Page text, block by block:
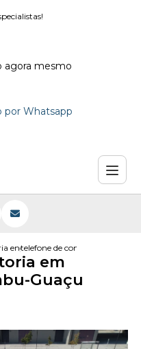
agora mesmo
por Whatsapp
engenharia em campinas
telefone de consultoria em
em
Guaçu